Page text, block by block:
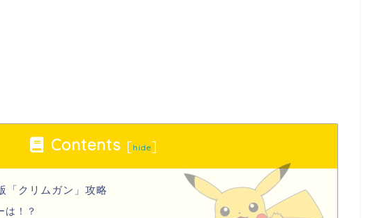
Contents [hide]
「クリムガン」攻略
は！？